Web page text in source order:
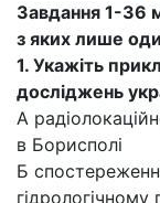
Завдання 1-36
з яких лише
1. Укажіть
досліджень
А
в Борисполі
Б
гідрологічному